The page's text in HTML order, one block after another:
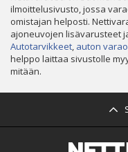
ilmoittelusivusto, jossa
omistajan helposti.
ajoneuvojen lisävarusteet
Autotarvikkeet, auton
helppo laittaa sivustolle
mitään.